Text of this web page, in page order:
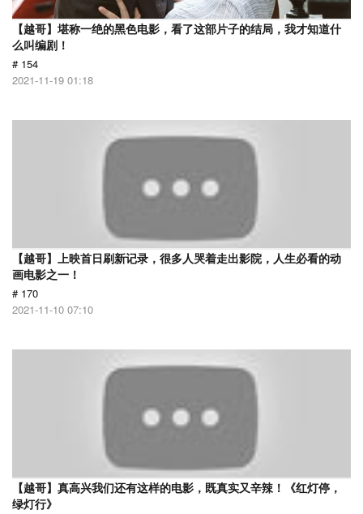
【越哥】堪称一绝的黑色电影，看了这部片子的结局，我才知道什
么叫编剧！
# 154
2021-11-19 01:18
【越哥】上映首日刷新记录，很多人哭着走出影院，人生必看的动
画电影之一！
# 170
2021-11-10 07:10
【越哥】真高兴我们还有这样的电影，既真实又辛辣！《红灯停，
绿灯行》